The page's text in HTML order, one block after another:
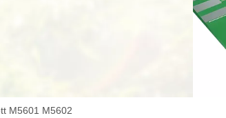
M5601 M5602